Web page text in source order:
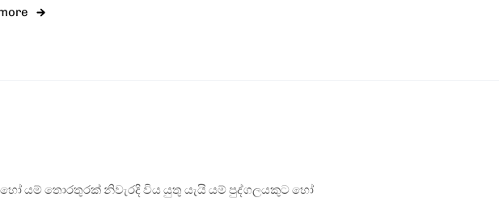
යම් තොරතුරක් නිවැරදි විය යුතු යැයි යම් පුද්ගලයකුට හෝ